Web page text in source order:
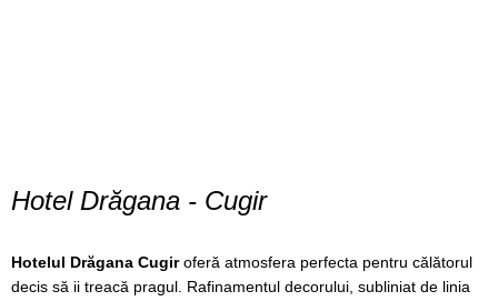
Hotel Drăgana - Cugir
Hotelul Drăgana Cugiroferă atmosfera perfecta pentru călătorul
decis să ii treacă pragul. Rafinamentul decorului, subliniat de linia